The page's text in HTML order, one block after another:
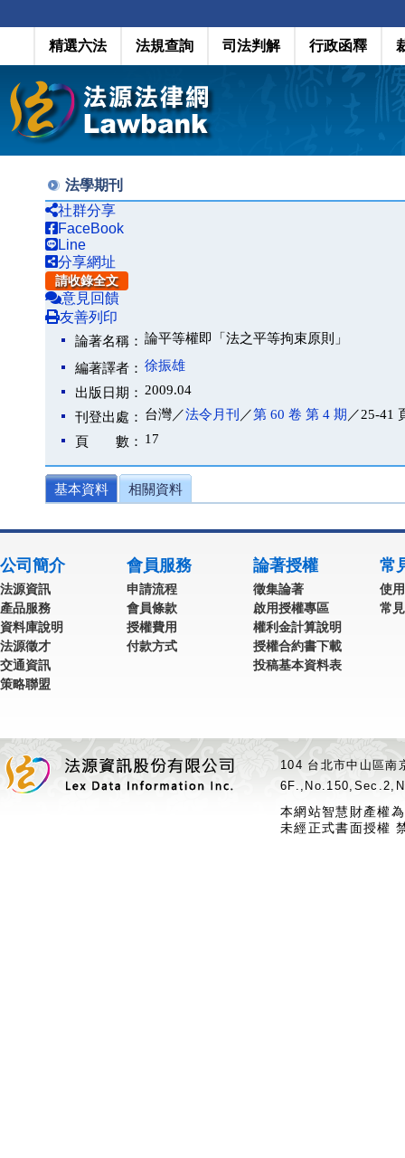
精選六法 法規查詢 司法判解 行政函釋
法學期刊
社群分享
FaceBook
Line
分享網址
請收錄全文
意見回饋
友善列印
論著名稱： 論平等權即「法之平等拘束原則」
編著譯者： 徐振雄
出版日期： 2009.04
刊登出處： 台灣／法令月刊 ／第 60 卷 第 4 期 ／25-41
頁 數： 17
基本資料 相關資料
公司簡介
法源資訊
產品服務
資料庫說明
法源徵才
交通資訊
策略聯盟
會員服務
申請流程
會員條款
授權費用
付款方式
論著授權
徵集論著
啟用授權專區
權利金計算說明
授權合約書下載
投稿基本資料表
常
使
常
104 台北市中山區
本網站智慧財產權
未經正式書面授權